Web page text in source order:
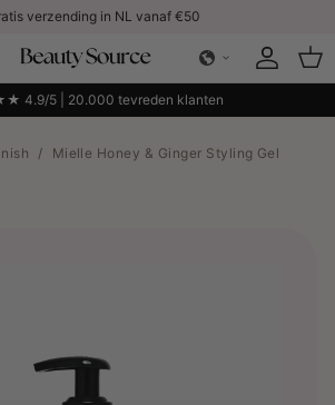
verzending in NL vanaf €50
Account
5 | 20.000 tevreden klanten
/
Mielle Honey & Ginger Styling Gel